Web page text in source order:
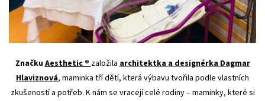
ZnačkuAesthetic ®založilaarchitektka a designérka Dagmar
Hlaviznová, maminka tří dětí, která výbavu tvořila podle vlastních
zkušeností a potřeb. K nám se vracejí celé rodiny – maminky, které si